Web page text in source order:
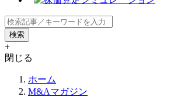
+
閉じる
ホーム
M&Aマガジン